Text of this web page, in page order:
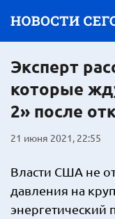
Эксперт
которые
2» после
21 июня 2021, 22:55
Власти США не
давления на
энергетический